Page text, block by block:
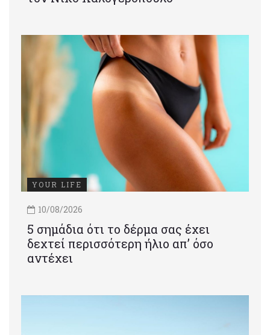
YOUR LIFE
10/08/2026
5 σημάδια ότι το δέρμα σας έχει
δεχτεί περισσότερη ήλιο απ’ όσο
αντέχει